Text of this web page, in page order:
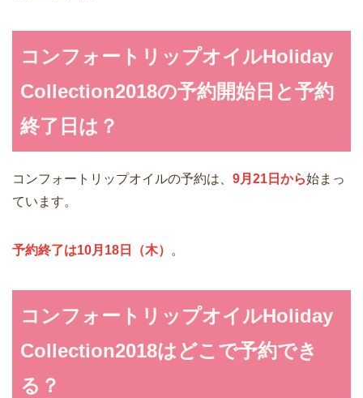
コンフォートリップオイルHoliday
Collection2018の予約開始日と予約
終了日は？
コンフォートリップオイルの予約は、 9月21日から始まっ
ています。
予約終了は10月18日（木） 。
コンフォートリップオイルHoliday
Collection2018はどこで予約でき
る？